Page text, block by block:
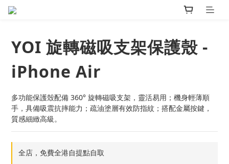
YOI 旋轉磁吸支架保護殼 -
iPhone Air
多功能保護殼配備 360° 旋轉磁吸支架，靈活易用；機身輕薄順
手，具備吸震抗摔能力；疏油塗層有效防指紋；搭配金屬按鍵，
質感細緻高級。
全店，免費全港自提點自取